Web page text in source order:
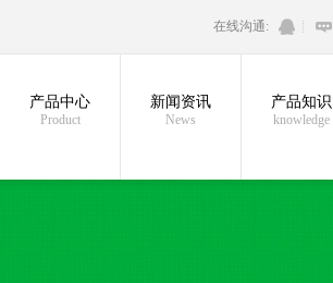
在线沟通:
产品中心
Product
新闻资讯
News
产品知识
knowledge